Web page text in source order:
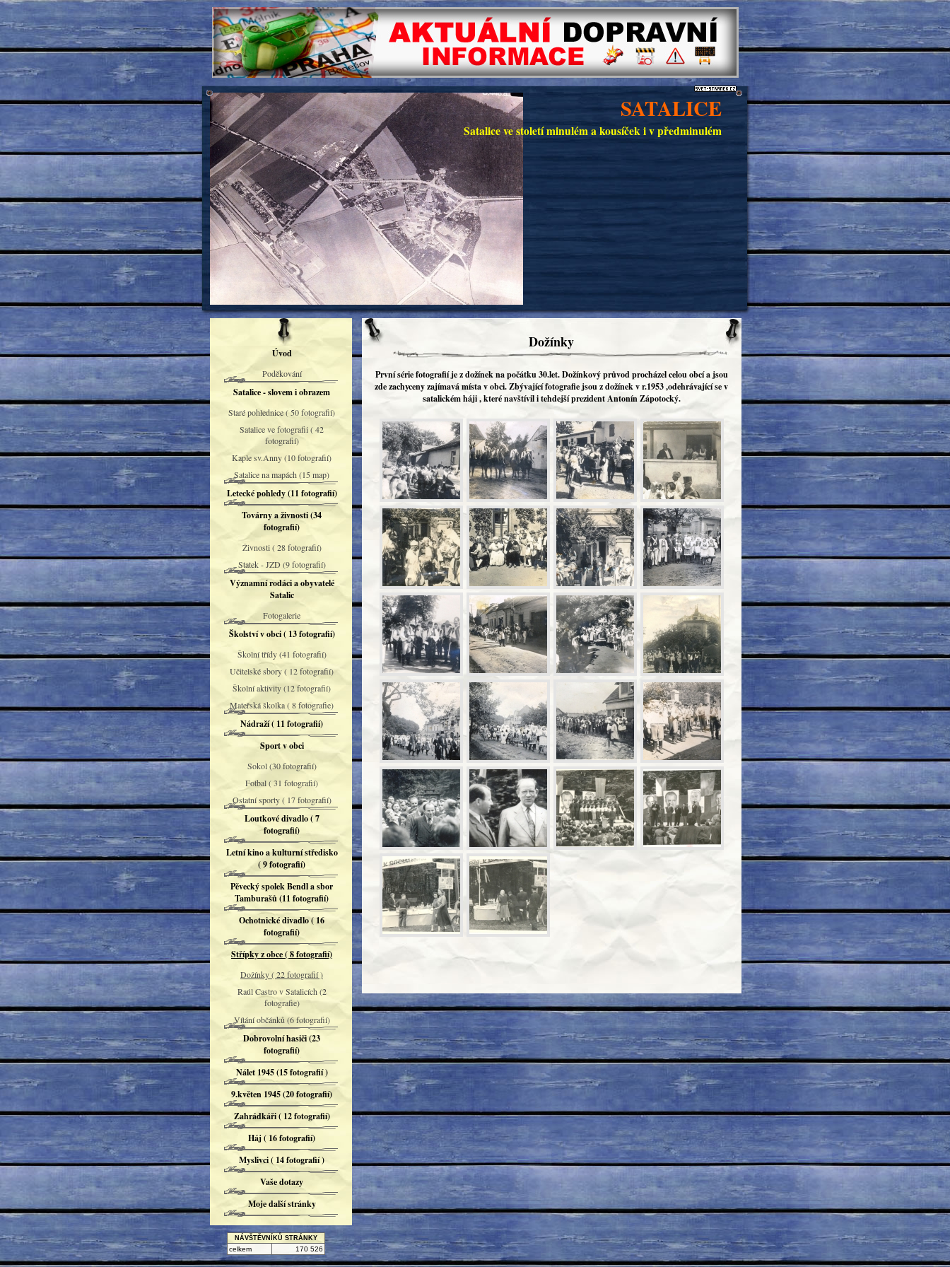
SATALICE
Satalice ve století minulém a kousíček i v předminulém
Dožínky
První série fotografií je z dožínek na počátku 30.let. Dožínkový průvod procházel celou obcí a jsou
zde zachyceny zajímavá místa v obci. Zbývající fotografie jsou z dožínek v r.1953 ,odehrávající se v
satalickém háji , které navštívil i tehdejší prezident Antonín Zápotocký.
Úvod
Poděkování
Satalice - slovem i obrazem
Staré pohlednice ( 50 fotografií)
Satalice ve fotografii ( 42
fotografií)
Kaple sv.Anny (10 fotografií)
Satalice na mapách (15 map)
Letecké pohledy (11 fotografií)
Továrny a živnosti (34
fotografií)
Živnosti ( 28 fotografií)
Statek - JZD (9 fotografií)
Významní rodáci a obyvatelé
Satalic
Fotogalerie
Školství v obci ( 13 fotografií)
Školní třídy (41 fotografií)
Učitelské sbory ( 12 fotografií)
Školní aktivity (12 fotografií)
Mateřská školka ( 8 fotografie)
Nádraží ( 11 fotografií)
Sport v obci
Sokol (30 fotografií)
Fotbal ( 31 fotografií)
Ostatní sporty ( 17 fotografií)
Loutkové divadlo ( 7
fotografií)
Letní kino a kulturní středisko
( 9 fotografií)
Pěvecký spolek Bendl a sbor
Tamburašů (11 fotografií)
Ochotnické divadlo ( 16
fotografií)
Střípky z obce ( 8 fotografií)
Dožínky ( 22 fotografií )
Raúl Castro v Satalicích (2
fotografie)
Vítání občánků (6 fotografií)
Dobrovolní hasiči (23
fotografií)
Nálet 1945 (15 fotografií )
9.květen 1945 (20 fotografií)
Zahrádkáři ( 12 fotografií)
Háj ( 16 fotografií)
Myslivci ( 14 fotografií )
Vaše dotazy
Moje další stránky
NÁVŠTĚVNÍKŮ STRÁNKY
celkem 170 526